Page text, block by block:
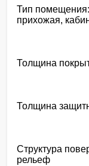
Тип помещения:
прихожая,
Толщина
Толщина
Структура
рельеф